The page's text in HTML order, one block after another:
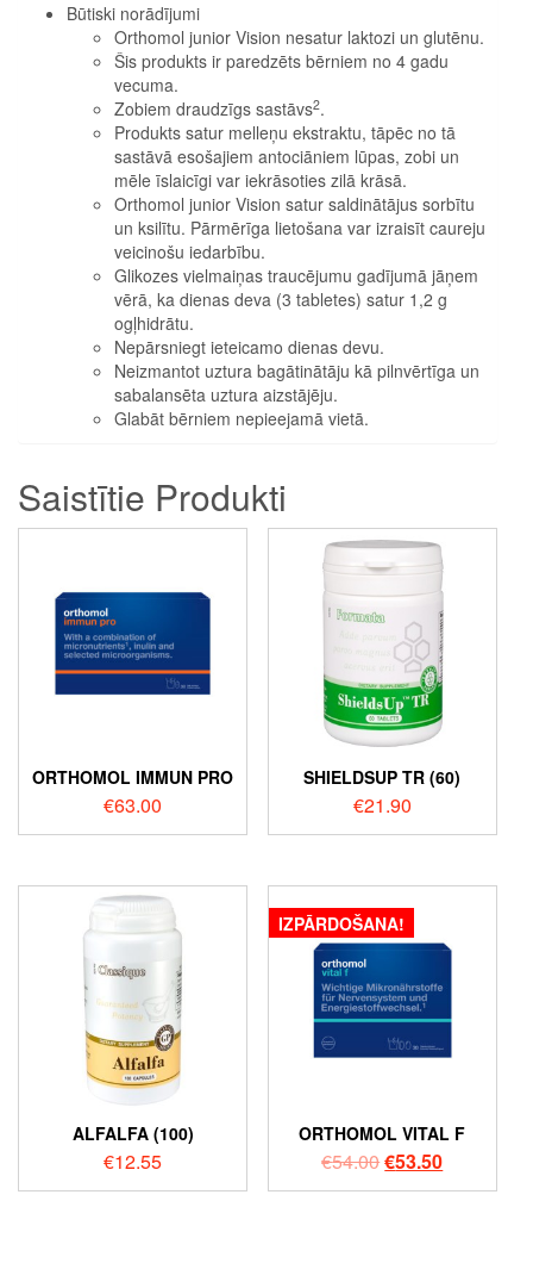
Būtiski norādījumi
Orthomol junior Vision nesatur laktozi un glutēnu.
Šis produkts ir paredzēts bērniem no 4 gadu
vecuma.
Zobiem draudzīgs sastāvs2.
Produkts satur melleņu ekstraktu, tāpēc no tā
sastāvā esošajiem antociāniem lūpas, zobi un
mēle īslaicīgi var iekrāsoties zilā krāsā.
Orthomol junior Vision satur saldinātājus sorbītu
un ksilītu. Pārmērīga lietošana var izraisīt caureju
veicinošu iedarbību.
Glikozes vielmaiņas traucējumu gadījumā jāņem
vērā, ka dienas deva (3 tabletes) satur 1,2 g
ogļhidrātu.
Nepārsniegt ieteicamo dienas devu.
Neizmantot uztura bagātinātāju kā pilnvērtīga un
sabalansēta uztura aizstājēju.
Glabāt bērniem nepieejamā vietā.
Saistītie Produkti
ORTHOMOL IMMUN PRO
€63.00
SHIELDSUP TR (60)
€21.90
ALFALFA (100)
€12.55
IZPĀRDOŠANA!
ORTHOMOL VITAL F
€54.00€53.50